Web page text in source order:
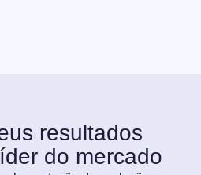
resultados
do mercado